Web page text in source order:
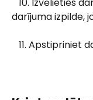
darījuma izpilde,
11.